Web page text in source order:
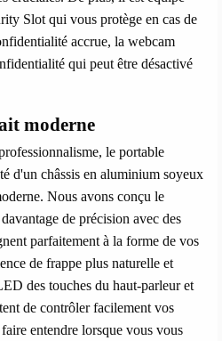
Slot qui vous protège en cas de
accrue, la webcam
qui peut être désactivé
moderne
le portable
d'un châssis en aluminium soyeux
Nous avons conçu le
de précision avec des
parfaitement à la forme de vos
de frappe plus naturelle et
des touches du haut-parleur et
de contrôler facilement vos
entendre lorsque vous vous